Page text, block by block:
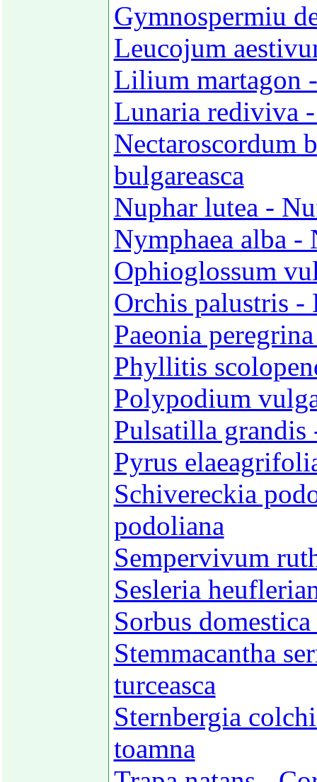
Gymnospermiu
Leucojum
Lilium martagon
Lunaria rediviva
Nectaroscordum
bulgareasca
Nuphar lutea -
Nymphaea alba -
Ophioglossum
Orchis palustris -
Paeonia
Phyllitis
Polypodium
Pulsatilla grandis
Pyrus
Schivereckia
podoliana
Sempervivum
Sesleria
Sorbus
Stemmacantha
turceasca
Sternbergia
toamna